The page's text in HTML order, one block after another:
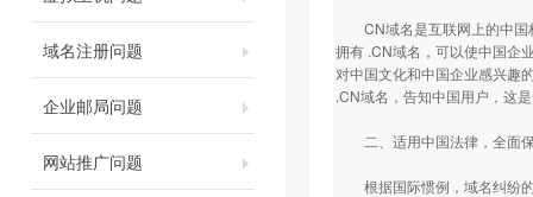
域名注册问题
企业邮局问题
网站推广问题
CN域名是互联网上的中国
拥有 .CN域名，可以使中国企
对中国文化和中国企业感兴趣
.CN域名，告知中国用户，这
二、适用中国法律，全面
根据国际惯例，域名纠纷的